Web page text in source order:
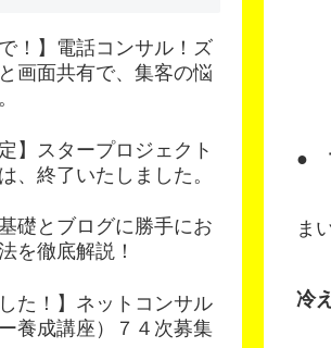
●
ま
冷
！】電話コンサル！ズ
画面共有で、集客の悩
】スタープロジェクト
、終了いたしました。
礎とブログに勝手にお
を徹底解説！
た！】ネットコンサル
養成講座）７４次募集